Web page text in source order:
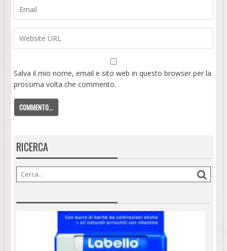
Salva il mio nome, email e sito web in questo browser per la
prossima volta che commento.
RICERCA